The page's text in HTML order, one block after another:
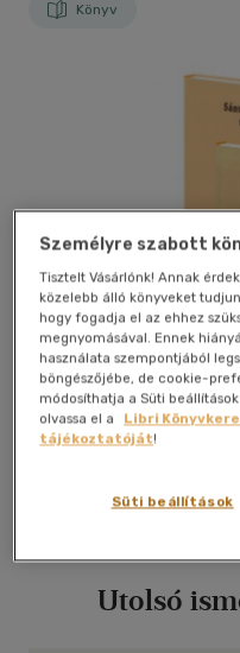
Könyv
Utolsó
Személyre szabott
Tisztelt Vásárlónk! Annak
közelebb álló könyveket
hogy fogadja el az ehhez
megnyomásával. Ennek
használata szempontjából
böngészőjébe, de cookie-
módosíthatja a Süti
olvassa el a
Libri
tájékoztatóját!
Süti beállítások